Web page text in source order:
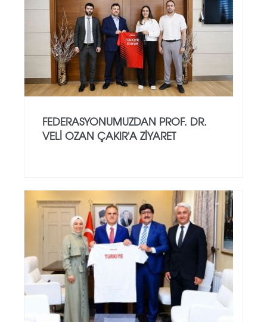
FEDERASYONUMUZDAN PROF. DR.
VELI OZAN ÇAKIR'A ZIYARET